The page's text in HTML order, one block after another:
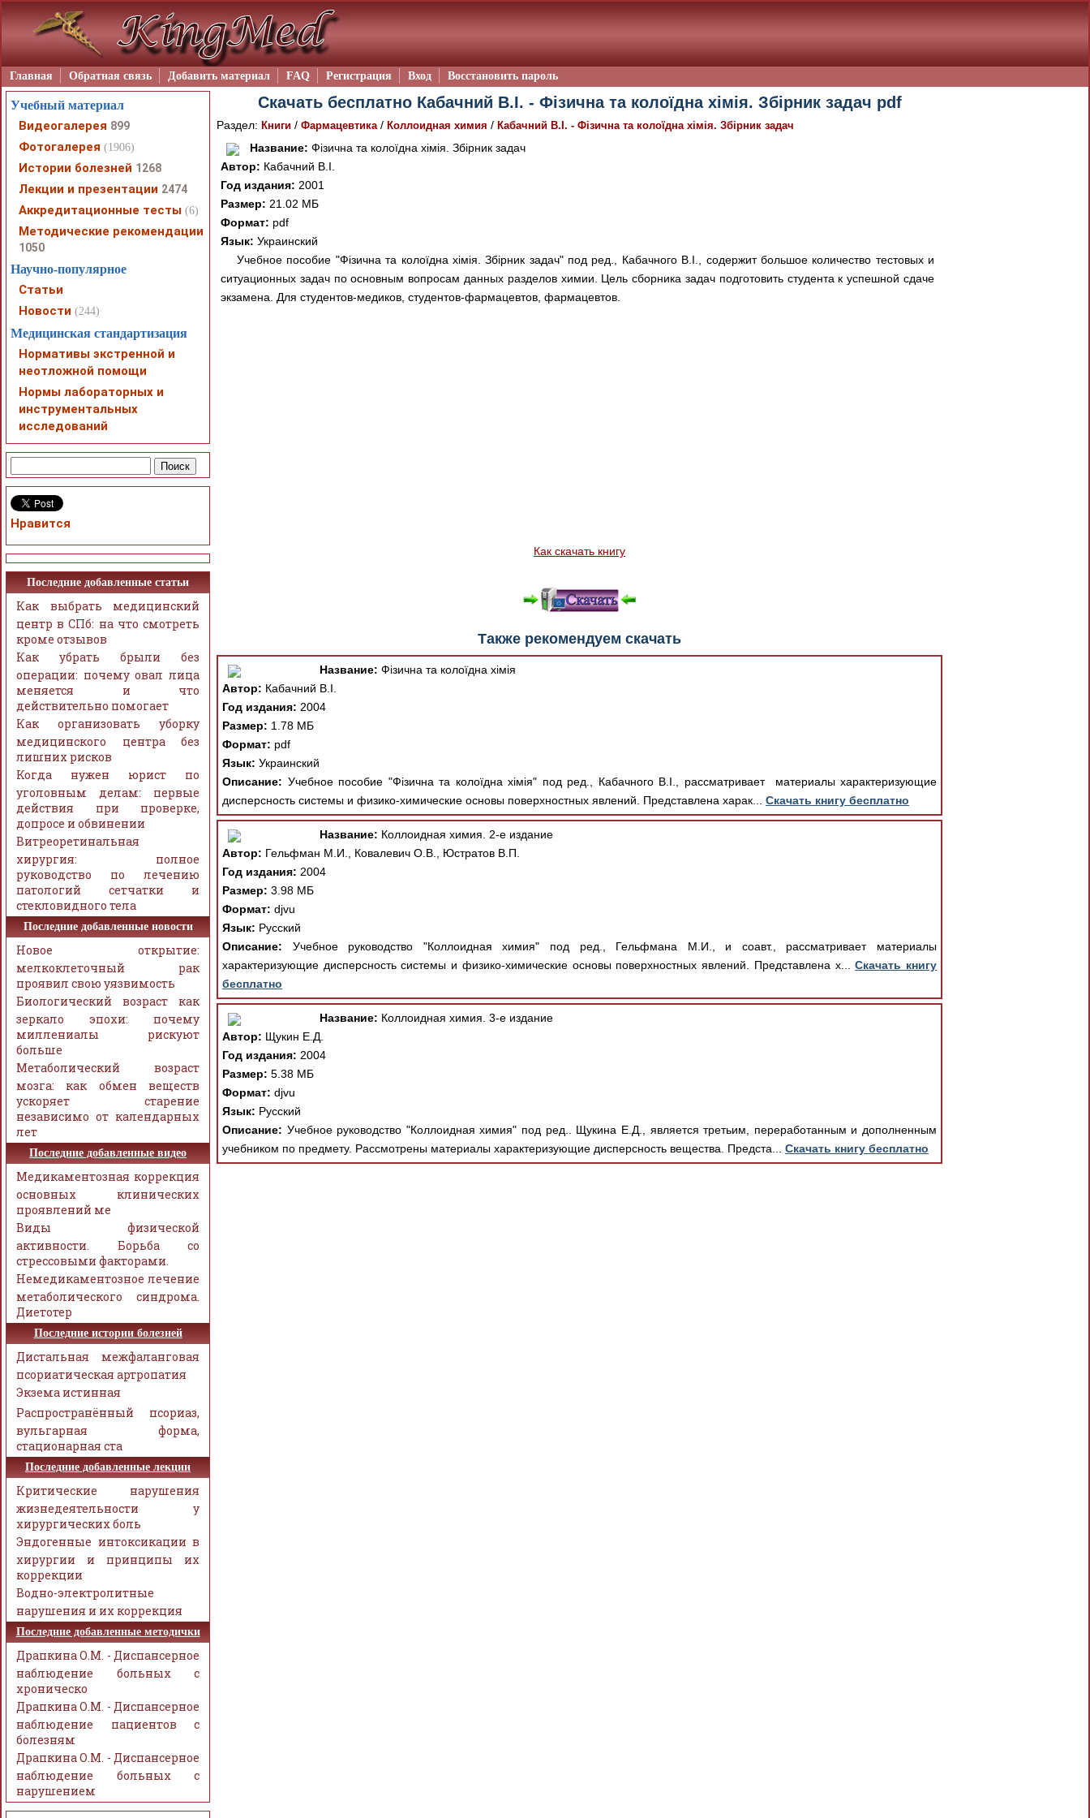
Главная Обратная связь Добавить материал FAQ Регистрация Вход Восстановить пароль
Скачать бесплатно Кабачний В.І. - Фізична та колоїдна хімія. Збірник задач pdf
Раздел: Книги / Фармацевтика / Коллоидная химия / Кабачний В.І. - Фізична та колоїдна хімія. Збірник задач
Название: Фізична та колоїдна хімія. Збірник задач
Автор: Кабачний В.І.
Год издания: 2001
Размер: 21.02 МБ
Формат: pdf
Язык: Украинский
Учебное пособие "Фізична та колоїдна хімія. Збірник задач" под ред., Кабачного В.І., содержит большое количество тестовых и
ситуационных задач по основным вопросам данных разделов химии. Цель сборника задач подготовить студента к успешной сдаче
экзамена. Для студентов-медиков, студентов-фармацевтов, фармацевтов.
Как скачать книгу
Также рекомендуем скачать
Название: Фізична та колоїдна хімія
Автор: Кабачний В.І.
Год издания: 2004
Размер: 1.78 МБ
Формат: pdf
Язык: Украинский
Описание: Учебное пособие "Фізична та колоїдна хімія" под ред., Кабачного В.І., рассматривает материалы характеризующие
дисперсность системы и физико-химические основы поверхностных явлений. Представлена харак... Скачать книгу бесплатно
Название: Коллоидная химия. 2-е издание
Автор: Гельфман М.И., Ковалевич О.В., Юстратов В.П.
Год издания: 2004
Размер: 3.98 МБ
Формат: djvu
Язык: Русский
Описание: Учебное руководство "Коллоидная химия" под ред., Гельфмана М.И., и соавт., рассматривает материалы
характеризующие дисперсность системы и физико-химические основы поверхностных явлений. Представлена х...Скачать книгу
бесплатно
Название: Коллоидная химия. 3-е издание
Автор: Щукин Е.Д.
Год издания: 2004
Размер: 5.38 МБ
Формат: djvu
Язык: Русский
Описание: Учебное руководство "Коллоидная химия" под ред.. Щукина Е.Д., является третьим, переработанным и дополненным
учебником по предмету. Рассмотрены материалы характеризующие дисперсность вещества. Предста... Скачать книгу бесплатно
Учебный материал
Видеогалерея 899
Фотогалерея (1906)
Истории болезней 1268
Лекции и презентации 2474
Аккредитационные тесты (6)
Методические рекомендации
1050
Научно-популярное
Статьи
Новости (244)
Медицинская стандартизация
Нормативы экстренной и
неотложной помощи
Нормы лабораторных и
инструментальных
исследований
Нравится
Последние добавленные статьи
Как выбрать медицинский
центр в СПб: на что смотреть
кроме отзывов
Как убрать брыли без
операции: почему овал лица
меняется и что
действительно помогает
Как организовать уборку
медицинского центра без
лишних рисков
Когда нужен юрист по
уголовным делам: первые
действия при проверке,
допросе и обвинении
Витреоретинальная
хирургия: полное
руководство по лечению
патологий сетчатки и
стекловидного тела
Последние добавленные новости
Новое открытие:
мелкоклеточный рак
проявил свою уязвимость
Биологический возраст как
зеркало эпохи: почему
миллениалы рискуют
больше
Метаболический возраст
мозга: как обмен веществ
ускоряет старение
независимо от календарных
лет
Последние добавленные видео
Медикаментозная коррекция
основных клинических
проявлений ме
Виды физической
активности. Борьба со
стрессовыми факторами.
Немедикаментозное лечение
метаболического синдрома.
Диетотер
Последние истории болезней
Дистальная межфаланговая
псориатическая артропатия
Экзема истинная
Распространённый псориаз,
вульгарная форма,
стационарная ста
Последние добавленные лекции
Критические нарушения
жизнедеятельности у
хирургических боль
Эндогенные интоксикации в
хирургии и принципы их
коррекции
Водно-электролитные
нарушения и их коррекция
Последние добавленные методички
Драпкина О.М. - Диспансерное
наблюдение больных с
хроническо
Драпкина О.М. - Диспансерное
наблюдение пациентов с
болезням
Драпкина О.М. - Диспансерное
наблюдение больных с
нарушением